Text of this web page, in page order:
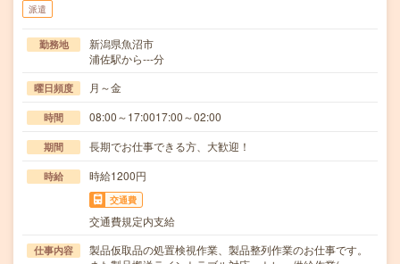
派遣
勤務地
新潟県魚沼市
浦佐駅から---分
曜日頻度 月～金
時間 08:00～17:0017:00～02:00
期間 長期でお仕事できる方、大歓迎！
時給 時給1200円
交通費
交通費規定内支給
仕事内容
製品仮取品の処置検視作業、製品整列作業のお仕事です。